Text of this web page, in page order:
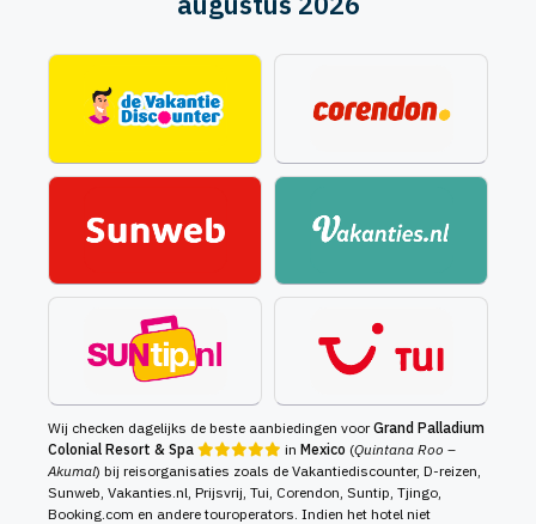
Wij checken dagelijks de beste aanbiedingen voorGrand Palladium
Colonial Resort & Spa
in Mexico (Quintana Roo –
Akumal) bij reisorganisaties zoals de Vakantiediscounter, D-reizen,
Sunweb, Vakanties.nl, Prijsvrij, Tui, Corendon, Suntip, Tjingo,
Booking.com en andere touroperators. Indien het hotel niet